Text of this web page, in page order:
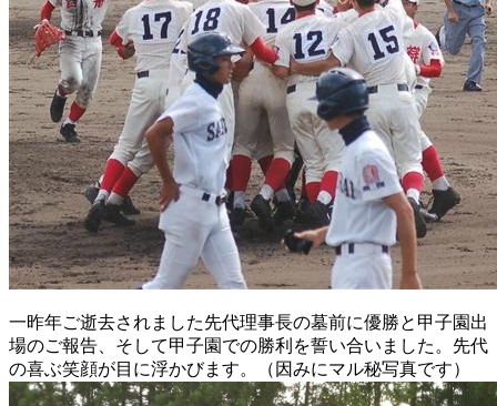
一昨年ご逝去されました先代理事長の墓前に優勝と甲子園出
場のご報告、そして甲子園での勝利を誓い合いました。先代
の喜ぶ笑顔が目に浮かびます。（因みにマル秘写真です）